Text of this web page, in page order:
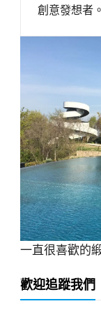
創意發想者。
一直很喜歡的
歡迎追蹤我們